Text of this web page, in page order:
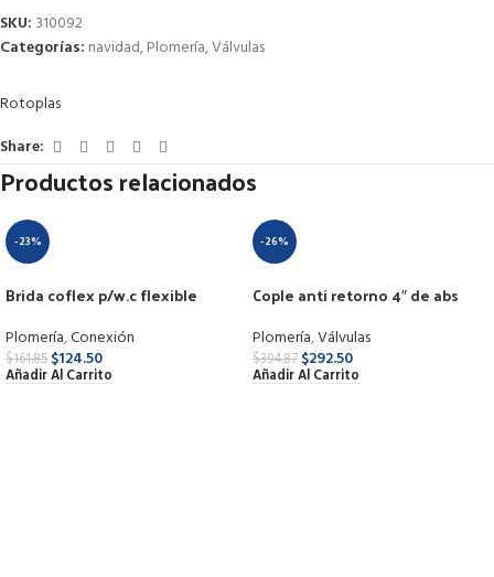
SKU: 310092
Categorías: navidad,Plomería,Válvulas
Rotoplas
Share:
Productos relacionados
-23%
Brida coflex p/w.c flexible
Plomería,Conexión
$161.85 $124.50
Añadir Al Carrito
-26%
Cople anti retorno 4″ de abs
Plomería,Válvulas
$394.87 $292.50
Añadir Al Carrito